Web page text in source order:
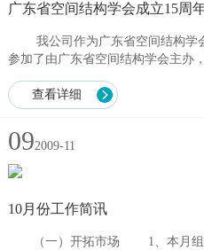
广东省空间结构学会成立15周
我公司作为广东省空间结构学会
参加了由广东省空间结构学会主办
术交流会》与...
查看详细
092009-11
10月份工作简讯
（一）开拓市场 1、本月组织